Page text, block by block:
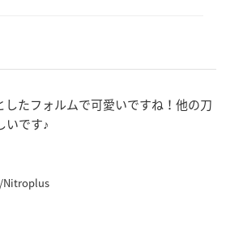
たフォルムで可愛いですね！他の刀
いです♪
Nitroplus